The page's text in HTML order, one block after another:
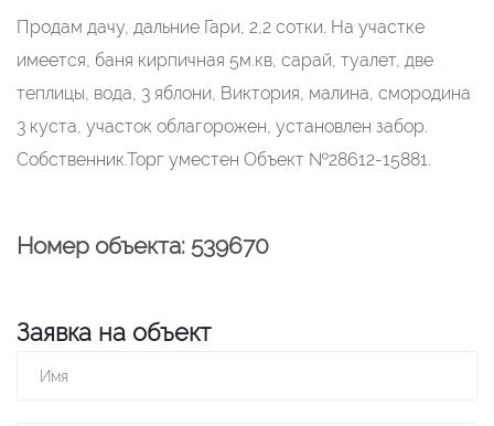
Продам дачу, дальние Гари, 2,2 сотки. На участке
имеется, баня кирпичная 5м.кв, сарай, туалет, две
теплицы, вода, 3 яблони, Виктория, малина, смородина
3 куста, участок облагорожен, установлен забор.
Собственник.Торг уместен Объект №28612-15881.
Номер объекта: 539670
Заявка на объект